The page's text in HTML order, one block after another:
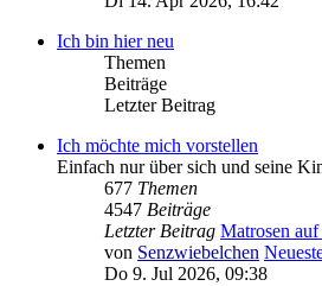
Ich bin hier neu
Themen
Beiträge
Letzter Beitrag
Ich möchte mich vorstellen
Einfach nur über sich und seine
677 Themen
4547 Beiträge
Letzter Beitrag Matrosen
von Senzwiebelchen
Do 9. Jul 2026, 09:38